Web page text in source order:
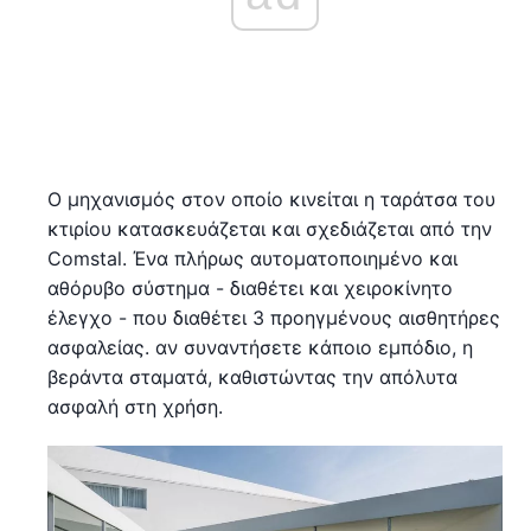
Ο μηχανισμός στον οποίο κινείται η ταράτσα του
κτιρίου κατασκευάζεται και σχεδιάζεται από την
Comstal. Ένα πλήρως αυτοματοποιημένο και
αθόρυβο σύστημα - διαθέτει και χειροκίνητο
έλεγχο - που διαθέτει 3 προηγμένους αισθητήρες
ασφαλείας. αν συναντήσετε κάποιο εμπόδιο, η
βεράντα σταματά, καθιστώντας την απόλυτα
ασφαλή στη χρήση.